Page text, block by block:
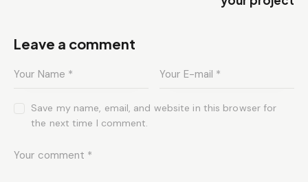
Leave a comment
Save my name, email, and website in this browser for
the next time I comment.